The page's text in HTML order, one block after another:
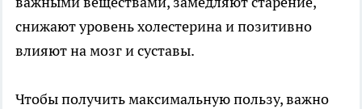
снижают уровень холестерина и позитивно
влияют на мозг и суставы.
Чтобы получить максимальную пользу, важно